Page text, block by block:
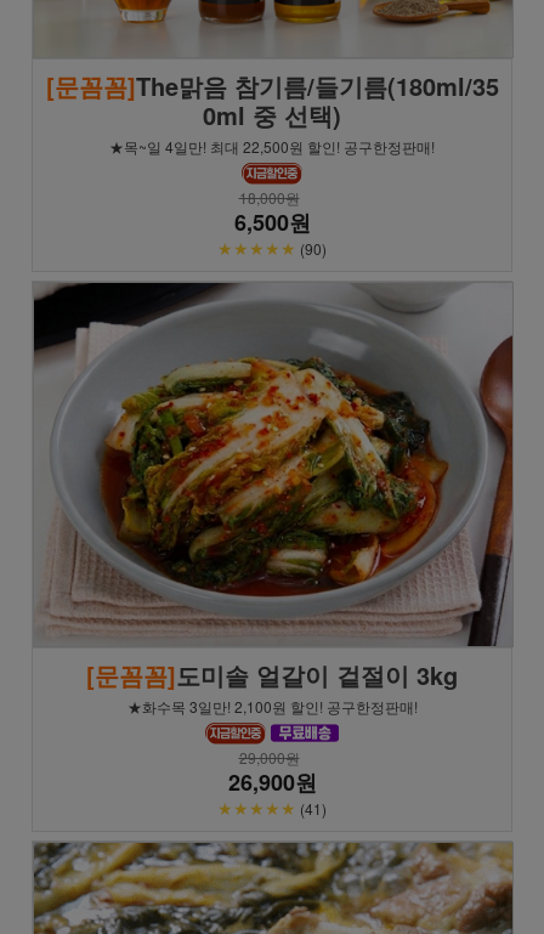
[문꼼꼼]The맑음 참기름/들기름(180ml/35
0ml 중 선택)
★목~일 4일만! 최대 22,500원 할인! 공구한정판매!
18,000원
6,500원
★★★★★ (90)
[문꼼꼼]도미솔 얼갈이 겉절이 3kg
★화수목 3일만! 2,100원 할인! 공구한정판매!
29,000원
26,900원
★★★★★ (41)